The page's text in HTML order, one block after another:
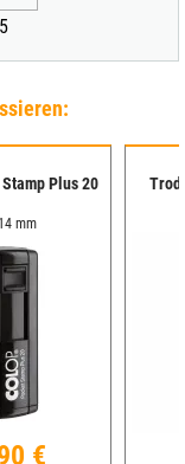
5
Plus 20
mm
€